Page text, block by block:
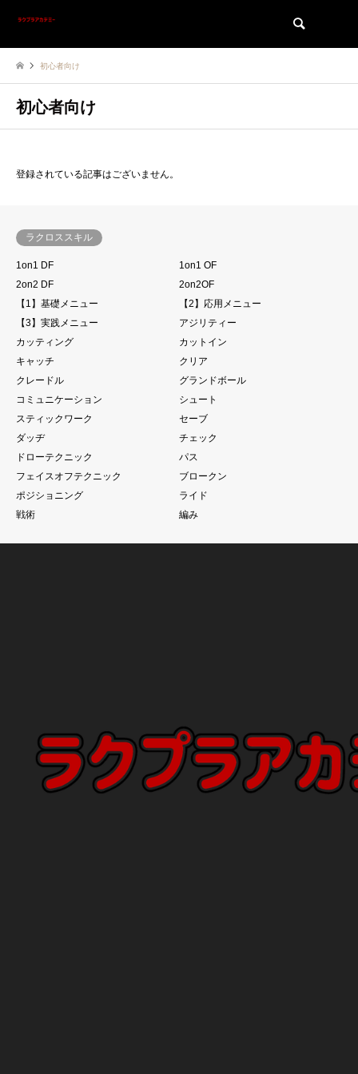
初心者向け
初心者向け
登録されている記事はございません。
ラクロススキル
1on1 DF
1on1 OF
2on2 DF
2on2OF
【1】基礎メニュー
【2】応用メニュー
【3】実践メニュー
アジリティー
カッティング
カットイン
キャッチ
クリア
クレードル
グランドボール
コミュニケーション
シュート
スティックワーク
セーブ
ダッヂ
チェック
ドローテクニック
パス
フェイスオフテクニック
ブロークン
ポジショニング
ライド
戦術
編み